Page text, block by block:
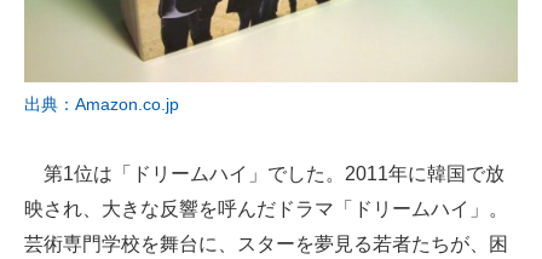
出典：Amazon.co.jp
第1位は「ドリームハイ」でした。2011年に韓国で放
映され、大きな反響を呼んだドラマ「ドリームハイ」。
芸術専門学校を舞台に、スターを夢見る若者たちが、困